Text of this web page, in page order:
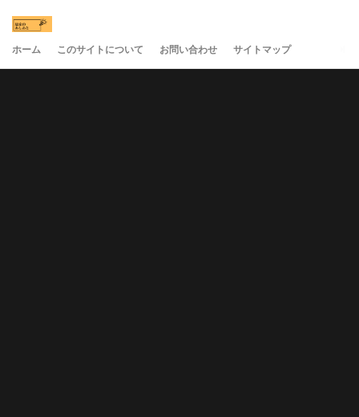
ホーム このサイトについて お問い合わせ サイトマップ